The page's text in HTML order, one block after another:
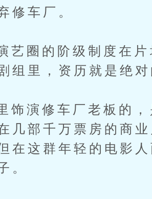
修车厂。
的阶级制度在片
组里，资历就是绝对
修车厂老板的，
几部千万票房的商
在这群年轻的电影
。